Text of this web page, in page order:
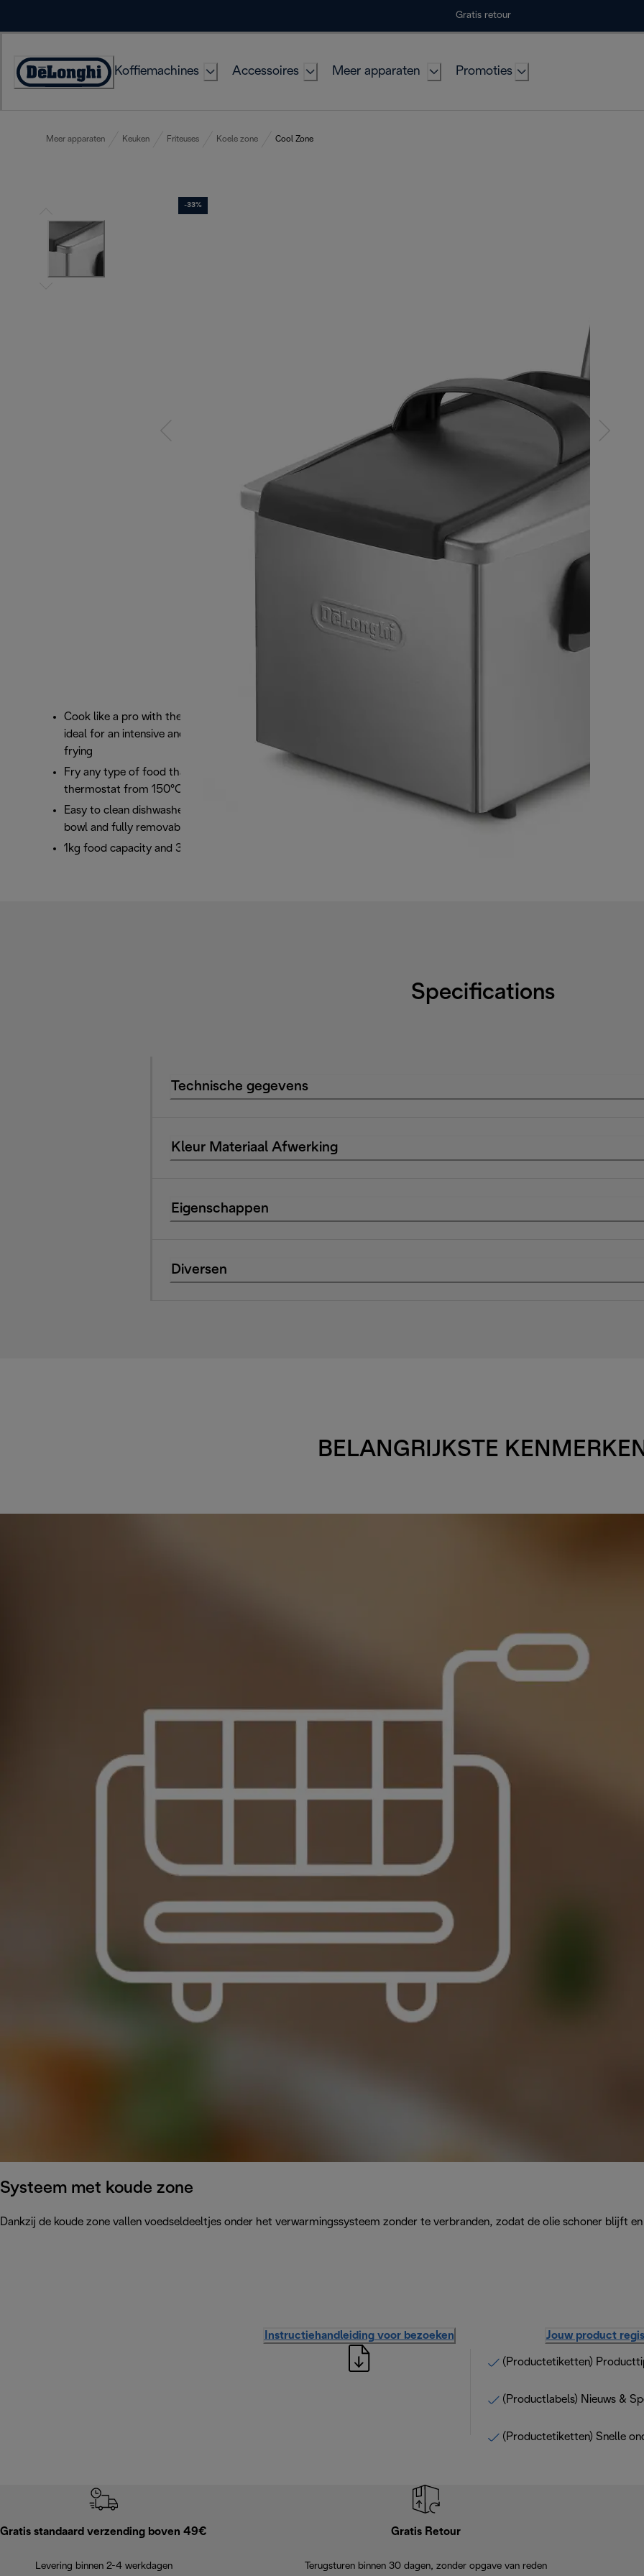
Gratis retour
Accessibility
Koffiemachines Accessoires Meer apparaten Promoties
Meer apparaten Keuken Friteuses Koele zone Cool Zone
-33%
Cook like a pro with the Cool Zone deep fryer,
ideal for an intensive and expert approach to
frying
Fry any type of food thanks to the adjustable
thermostat from 150°C to 190°C
Easy to clean dishwasher safe lid, basket and
bowl and fully removable components
1kg food capacity and 3.5 litres oil capacity
Specifications
Technische gegevens
Kleur Materiaal Afwerking
Eigenschappen
Diversen
BELANGRIJKSTE
Systeem met koude zone
Dankzij de koude zone vallen voedseldeeltjes onder het verwarmingssysteem zonder te verbranden, zodat de olie schoner blijft
Instructiehandleiding voor bezoeken Jouw product
(Productetiketten)
(Productlabels) Nieuws &
(Productetiketten) Snelle
Gratis standaard verzending boven 49€
Levering binnen 2-4 werkdagen
Gratis Retour
Terugsturen binnen 30 dagen, zonder opgave van reden